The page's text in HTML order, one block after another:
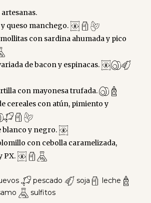
queso manchego.
con sardina ahumada y pico
de bacon y espinacas.
con mayonesa trufada.
cereales con atún, pimiento y
blanco y negro.
con cebolla caramelizada,
PX.
pescado soja
leche
sulfitos